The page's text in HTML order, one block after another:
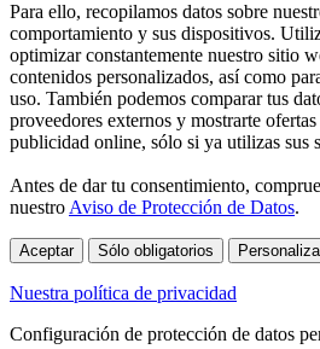
Para ello, recopilamos datos sobre
comportamiento y sus dispositivos.
optimizar constantemente nuestro sitio
contenidos personalizados, así como
uso. También podemos comparar tus
proveedores externos y mostrarte
publicidad online, sólo si ya utilizas sus
Antes de dar tu consentimiento,
nuestro Aviso de Protección de Datos.
Aceptar Sólo obligatorios
Nuestra política de privacidad
Configuración de protección de datos